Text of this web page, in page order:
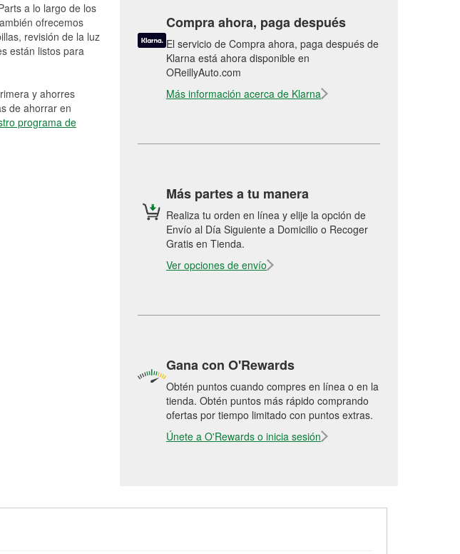
a lo largo de los
ofrecemos
revisión de la luz
están listos para
y ahorres
de ahorrar en
programa de
Compra ahora, paga después
El servicio de Compra ahora, paga después de
Klarna está ahora disponible en
OReillyAuto.com
Más información acerca de Klarna
Más partes a tu manera
Realiza tu orden en línea y elije la opción de
Envío al Día Siguiente a Domicilio o Recoger
Gratis en Tienda.
Ver opciones de envío
Gana con O'Rewards
Obtén puntos cuando compres en línea o en la
tienda. Obtén puntos más rápido comprando
ofertas por tiempo limitado con puntos extras.
Únete a O'Rewards o inicia sesión